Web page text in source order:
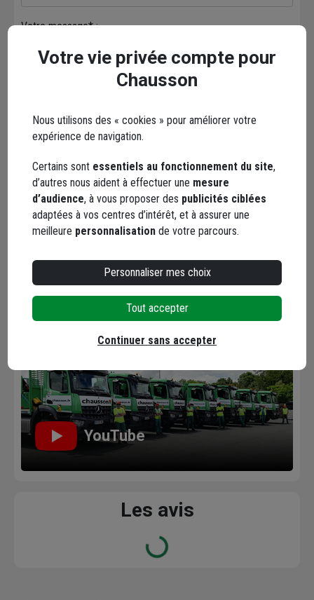
Votre message* :
Envoyer
Les réseaux sociaux
Facebook Instagram
YouTube
Les avis
Loading...
Votre vie privée compte pour
Chausson
Nous utilisons des « cookies » pour améliorer votre
expérience de navigation.
Certains sont essentiels au fonctionnement du site,
d’autres nous aident à effectuer une mesure
d’audience, à vous proposer des publicités ciblées
adaptées à vos centres d’intérêt, et à assurer une
meilleure personnalisation de votre parcours.
Personnaliser mes choix
Tout accepter
Continuer sans accepter